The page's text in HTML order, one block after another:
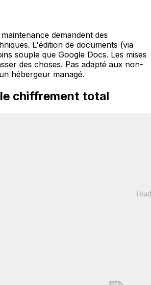
demandent des
L'édition de documents (via
souple que Google Docs. Les mises
des choses. Pas adapté aux non-
hébergeur managé.
chiffrement total